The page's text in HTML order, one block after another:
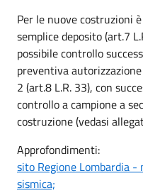
Per le nuove costruzioni
semplice deposito (art.7
possibile controllo
preventiva
2 (art.8 L.R. 33), con
controllo a campione a
costruzione (vedasi
Approfondimenti:
sito Regione Lombardia
sismica;